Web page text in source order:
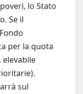
lo Stato
Se il
per la quota
elevabile
sul